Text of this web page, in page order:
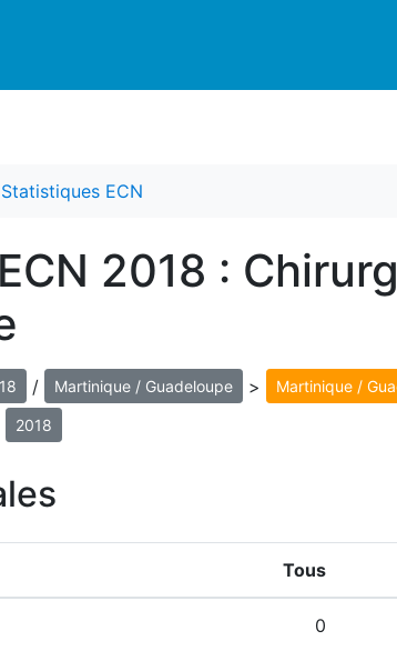
Statistiques ECN
2018 :
/ Martinique / Guadeloupe > Martinique /
2018
Tous
0